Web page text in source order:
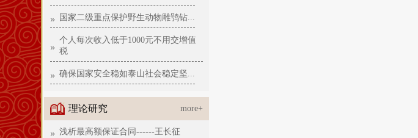
国家二级重点保护野生动物雕鸮钻...
个人每次收入低于1000元不用交增值
税
确保国家安全稳如泰山社会稳定坚...
理论研究 more+
浅析最高额保证合同------王长征